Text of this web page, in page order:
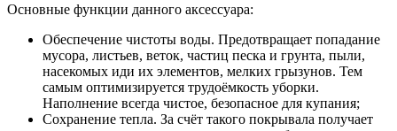
Основные функции данного аксессуара:
Обеспечение чистоты воды. Предотвращает попадание
мусора, листьев, веток, частиц песка и грунта, пыли,
насекомых иди их элементов, мелких грызунов. Тем
самым оптимизируется трудоёмкость уборки.
Наполнение всегда чистое, безопасное для купания;
Сохранение тепла. За счёт такого покрывала получает